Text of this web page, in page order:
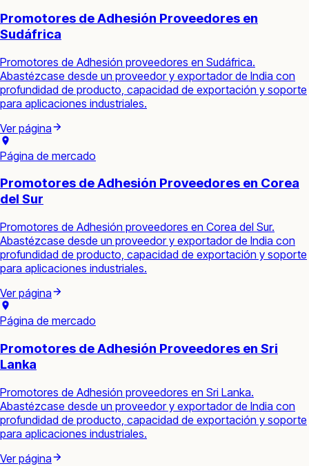
Promotores de Adhesión Proveedores en
Sudáfrica
Promotores de Adhesión proveedores en Sudáfrica.
Abastézcase desde un proveedor y exportador de India con
profundidad de producto, capacidad de exportación y soporte
para aplicaciones industriales.
Ver página
Página de mercado
Promotores de Adhesión Proveedores en Corea
del Sur
Promotores de Adhesión proveedores en Corea del Sur.
Abastézcase desde un proveedor y exportador de India con
profundidad de producto, capacidad de exportación y soporte
para aplicaciones industriales.
Ver página
Página de mercado
Promotores de Adhesión Proveedores en Sri
Lanka
Promotores de Adhesión proveedores en Sri Lanka.
Abastézcase desde un proveedor y exportador de India con
profundidad de producto, capacidad de exportación y soporte
para aplicaciones industriales.
Ver página